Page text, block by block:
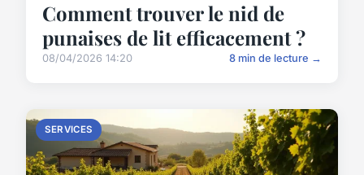
Comment trouver le nid de
punaises de lit efficacement ?
08/04/2026 14:20 8 min de lecture →
SERVICES